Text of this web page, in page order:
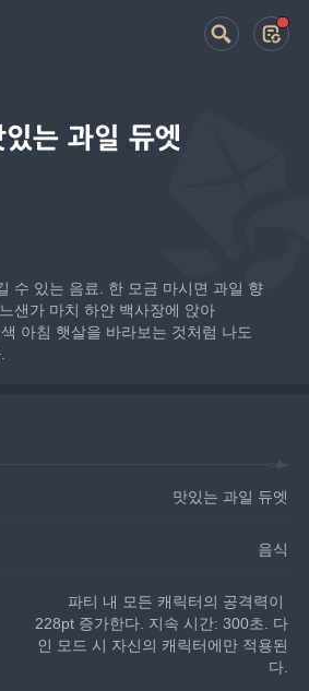
있는 과일 듀엣
수 있는 음료. 한 모금 마시면 과일 향
샌가 마치 하얀 백사장에 앉아
아침 햇살을 바라보는 것처럼 나도
맛있는 과일 듀엣
음식
파티 내 모든 캐릭터의 공격력이
228pt 증가한다. 지속 시간: 300초. 다
인 모드 시 자신의 캐릭터에만 적용된
다.